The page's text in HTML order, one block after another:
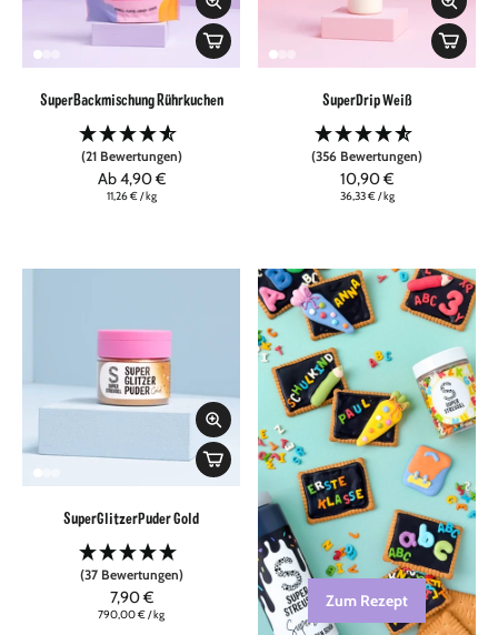
SuperBackmischung Rührkuchen
(21 Bewertungen)
Ab 4,90 €
11,26 €/kg
SuperDrip Weiß
(356 Bewertungen)
10,90 €
36,33 €/kg
SuperGlitzerPuder Gold
(37 Bewertungen)
7,90 €
790,00 €/kg
Zum Rezept